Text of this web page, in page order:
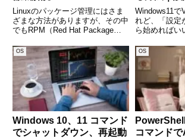
Linuxのパッケージ管理にはさま
ざまな方法がありますが、その中
でもRPM（Red Hat Package
リビューション（RHEL、
CentOS、Fedoraなど）で広く使
用されています。rpmコ
とを一覧で
説
Windows11で
れど、「設定
ら始めればい
しく設定すれ
ークに安全に
でも安心して
用できる便
OS
Windows 10、11 コマンド
でシャットダウン、再起動
OS
コマンド